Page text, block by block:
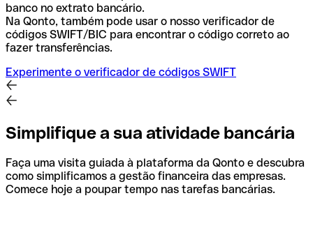
banco no extrato bancário.
Na Qonto, também pode usar o nosso verificador de
códigos SWIFT/BIC para encontrar o código correto ao
fazer transferências.
Experimente o verificador de códigos SWIFT
Simplifique a sua atividade bancária
Faça uma visita guiada à plataforma da Qonto e descubra
como simplificamos a gestão financeira das empresas.
Comece hoje a poupar tempo nas tarefas bancárias.